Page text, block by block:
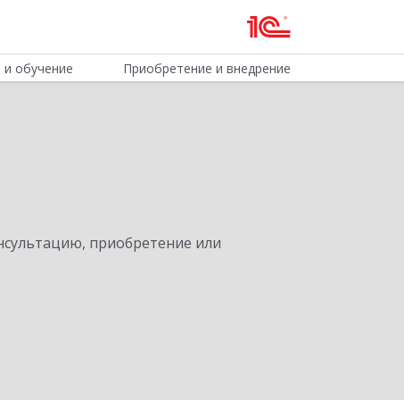
обучение Приобретение и внедрение
приобретение или